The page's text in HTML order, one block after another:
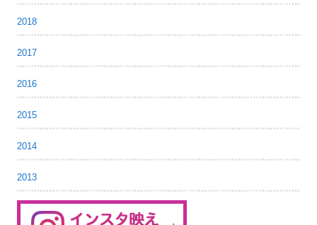
2018
2017
2016
2015
2014
2013